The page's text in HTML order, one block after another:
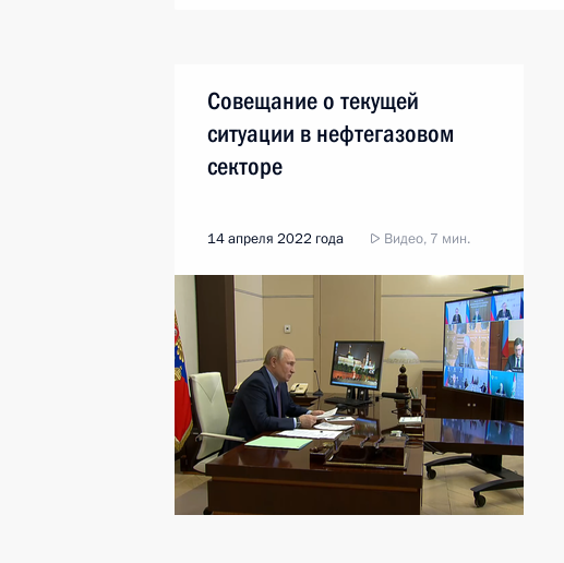
Совещание о текущей
ситуации в нефтегазовом
секторе
14 апреля 2022 года Видео, 7 мин.